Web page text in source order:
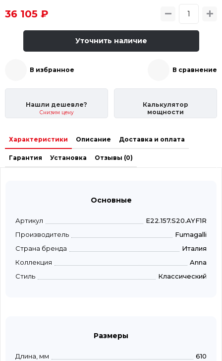
36 105 ₽
Уточнить наличие
В избранное В сравнение
Нашли дешевле?
Снизим цену
Калькулятор
мощности
Характеристики Описание Доставка и оплата
Гарантия Установка Отзывы (0)
Основные
Артикул
E22.157.S20.AYF1R
Производитель
Fumagalli
Страна бренда
Италия
Коллекция
Anna
Стиль
Классический
Размеры
Длина, мм
610